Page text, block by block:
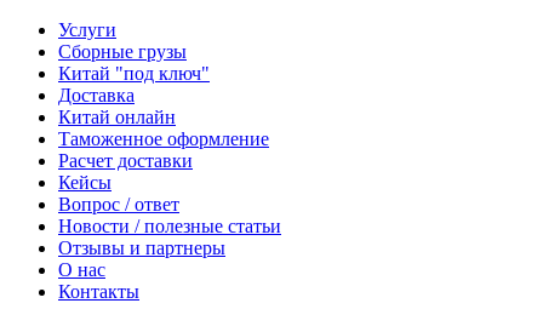
Услуги
Сборные грузы
Китай "под ключ"
Доставка
Китай онлайн
Таможенное оформление
Расчет доставки
Кейсы
Вопрос / ответ
Новости / полезные статьи
Отзывы и партнеры
О нас
Контакты